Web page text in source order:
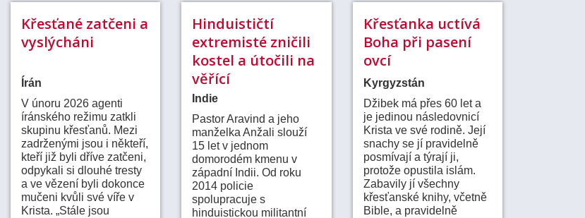
Křesťané zatčeni a
vyslýcháni
Írán
V únoru 2026 agenti
íránského režimu zatkli
skupinu křesťanů. Mezi
zadrženými jsou i někteří,
kteří již byli dříve zatčeni,
odpykali si dlouhé tresty
a ve vězení byli dokonce
mučeni kvůli své víře v
Krista. „Stále jsou
Hinduističtí
extremisté zničili
kostel a útočili na
věřící
Indie
Pastor Aravind a jeho
manželka Anžali slouží
15 let v jednom
domorodém kmenu v
západní Indii. Od roku
2014 policie
spolupracuje s
hinduistickou militantní
Křesťanka uctívá
Boha při pasení
ovcí
Kyrgyzstán
Džibek má přes 60 let a
je jedinou následovnicí
Krista ve své rodině. Její
snachy se jí pravidelně
posmívají a týrají ji,
protože opustila islám.
Zabavily jí všechny
křesťanské knihy, včetně
Bible, a pravidelně